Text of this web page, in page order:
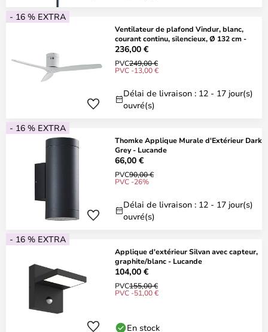
- 16 % EXTRA
Ventilateur de plafond Vindur, blanc,
courant continu, silencieux, Ø 132 cm -
236,00 €
PVC249,00 €
PVC -13,00 €
Délai de livraison : 12 - 17 jour(s)
ouvré(s)
- 16 % EXTRA
Thomke Applique Murale d'Extérieur Dark
Grey - Lucande
66,00 €
PVC90,00 €
PVC -26%
Délai de livraison : 12 - 17 jour(s)
ouvré(s)
- 16 % EXTRA
Applique d'extérieur Silvan avec capteur,
graphite/blanc - Lucande
104,00 €
PVC155,00 €
PVC -51,00 €
En stock